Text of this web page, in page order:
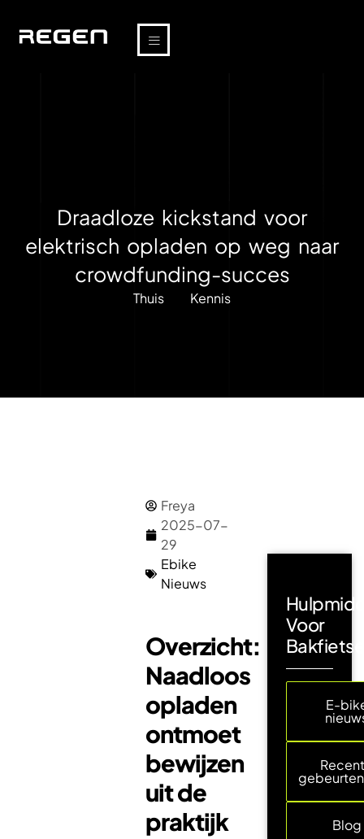
Draadloze kickstand voor
elektrisch opladen op weg naar
crowdfunding-succes
Thuis Kennis
Freya
2025-07-
29
Ebike
Nieuws
Overzicht:
Naadloos
opladen
ontmoet
bewijzen
uit de
praktijk
Voor
E-
Blog